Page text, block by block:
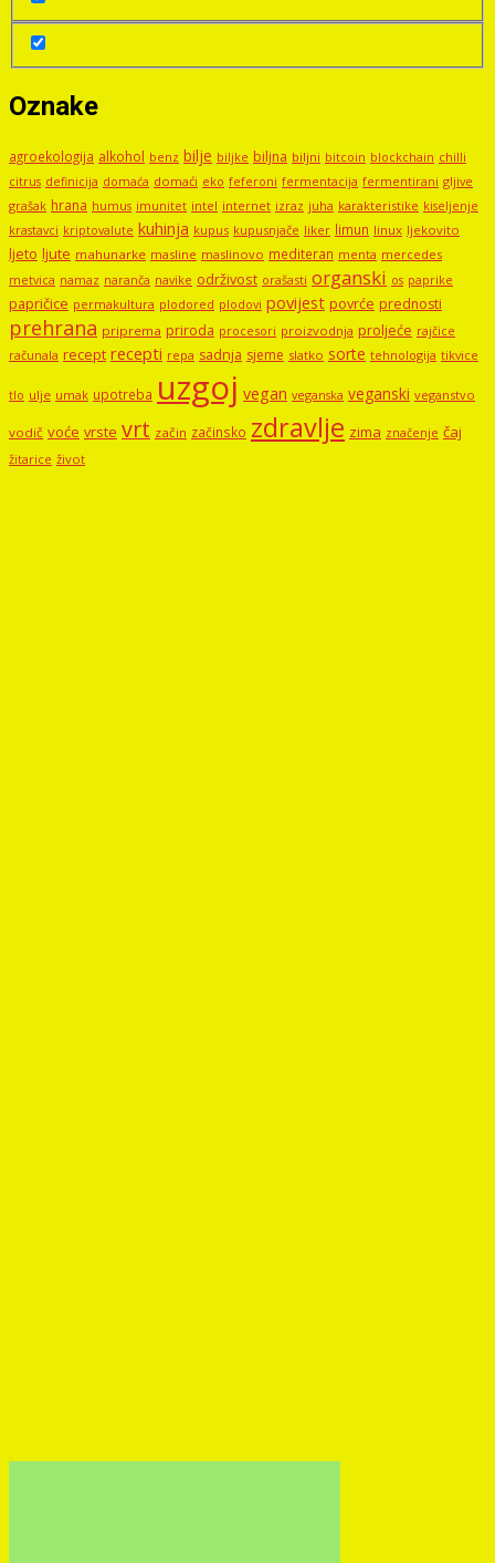
Oznake
agroekologija alkohol benz bilje biljke biljna biljni bitcoin blockchain chilli
citrus definicija domaća domaći eko feferoni fermentacija fermentirani gljive
grašak hrana humus imunitet intel internet izraz juha karakteristike kiseljenje
krastavci kriptovalute kuhinja kupus kupusnjače liker limun linux ljekovito
ljeto ljute mahunarke masline maslinovo mediteran menta mercedes
metvica namaz naranča navike održivost orašasti organski os paprike
papričice permakultura plodored plodovi povijest povrće prednosti
prehrana priprema priroda procesori proizvodnja proljeće rajčice
računala recept recepti repa sadnja sjeme slatko sorte tehnologija tikvice
tlo ulje umak upotreba uzgoj vegan veganska veganski veganstvo
vodič voće vrste vrt začin začinsko zdravlje zima značenje čaj
žitarice život